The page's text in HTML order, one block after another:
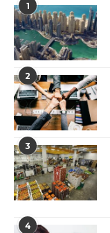
1
2
3
4